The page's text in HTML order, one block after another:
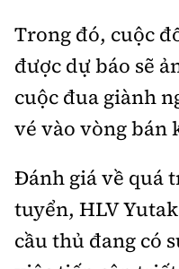
Trong đó, cuộc
được dự báo sẽ
cuộc đua giành
vé vào vòng bán
Đánh giá về quá
tuyển, HLV
cầu thủ đang có